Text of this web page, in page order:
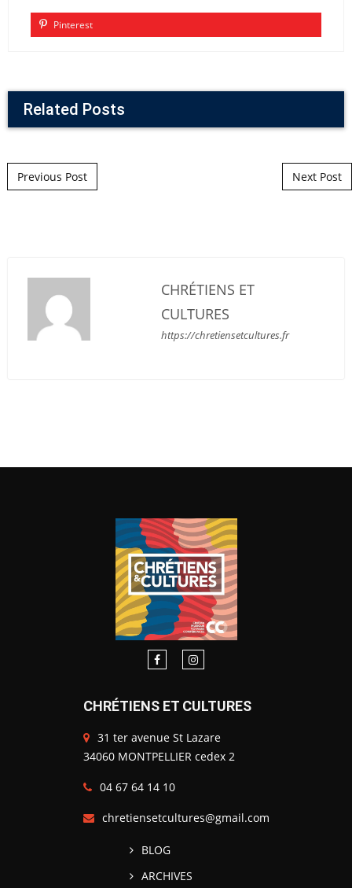
Pinterest
Related Posts
Post navigation
Previous Post Next Post
CHRÉTIENS ET
CULTURES
https://chretiensetcultures.fr
CHRÉTIENS ET CULTURES
31 ter avenue St Lazare
34060 MONTPELLIER cedex 2
04 67 64 14 10
chretiensetcultures@gmail.com
BLOG
ARCHIVES